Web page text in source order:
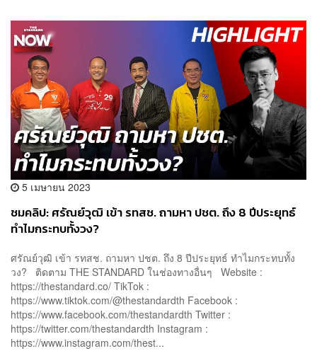
5 เมษายน 2023
ชมคลิป: ศรัณย์วุฒิ เข้า รทสช. ถามหา ปชต. ถึง 8 ปีประยุทธ์
ทำไมกระทบทั้งวง?
ศรัณย์วุฒิ เข้า รทสช. ถามหา ปชต. ถึง 8 ปีประยุทธ์ ทำไมกระทบทั้ง
วง? ติดตาม THE STANDARD ในช่องทางอื่นๆ Website :
https://thestandard.co/ TikTok :
https://www.tiktok.com/@thestandardth Facebook :
https://www.facebook.com/thestandardth Twitter :
https://twitter.com/thestandardth Instagram :
https://www.instagram.com/thest...